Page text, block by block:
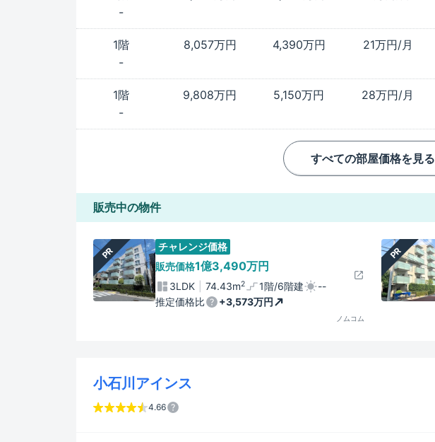
-
1階 8,057万円 4,390万円 21万円/月
-
1階 9,808万円 5,150万円 28万円/月
-
すべての部屋価格を見る
販売中の物件
PR
チャレンジ価格
販売価格1億3,490万円
3LDK 74.43m2 1階/6階建
--
推定価格比
+3,573万円
ノムコム
PR
小石川アインス
4.66